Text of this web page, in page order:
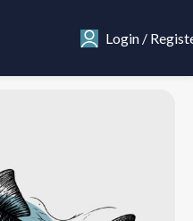
Login /